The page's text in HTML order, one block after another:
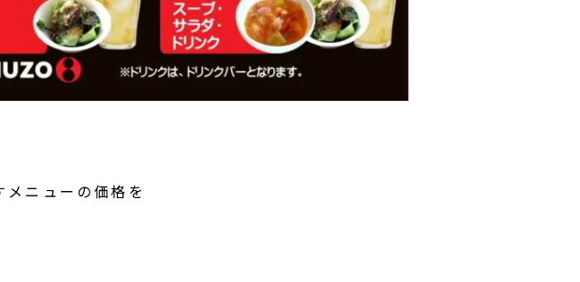
ニューの価格を